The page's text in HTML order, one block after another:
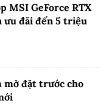
MSI GeForce RTX
ưu đãi đến 5 triệu
mở đặt trước cho